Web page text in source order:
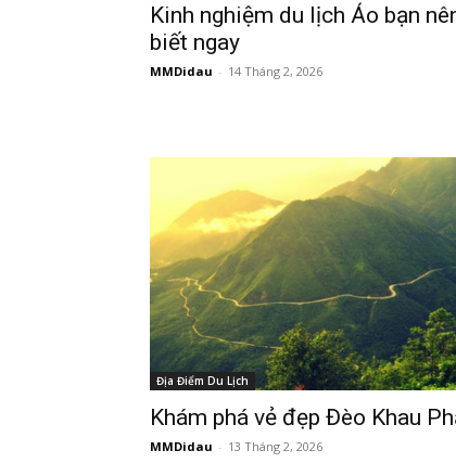
Kinh nghiệm du lịch Áo bạn
biết ngay
MMDidau - 14 Tháng 2, 2026
Địa Điểm Du Lịch
Khám phá vẻ đẹp Đèo Khau
MMDidau - 13 Tháng 2, 2026